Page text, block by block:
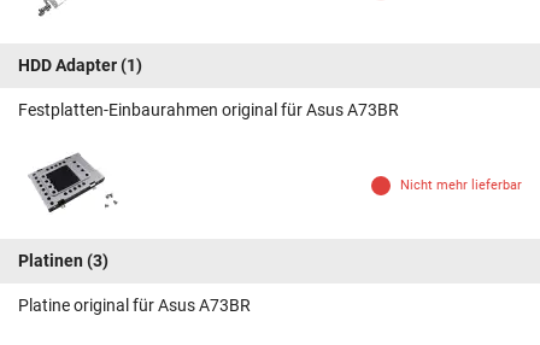
HDD Adapter(1)
Festplatten-Einbaurahmen original für Asus A73BR
Nicht mehr lieferbar
Platinen (3)
Platine original für Asus A73BR